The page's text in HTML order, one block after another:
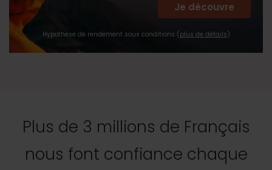
Hypothèse de rendement sous conditions ( plus de détails )
Je découvre
Plus de 3 millions de Français
nous font confiance chaque